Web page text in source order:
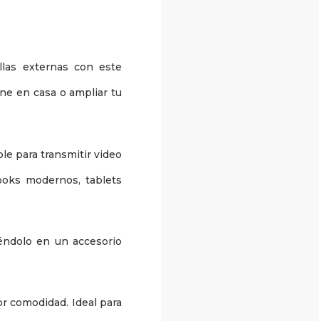
externas con este
en casa o ampliar tu
para transmitir video
modernos, tablets
en un accesorio
comodidad. Ideal para